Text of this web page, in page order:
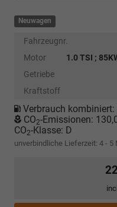
Neuwagen
Fahrzeugnr.
Motor
1.0 TSI ;
Getriebe
Kraftstoff
Verbrauch kombiniert:
CO2-Emissionen:
CO2-Klasse: D
unverbindliche Lieferzeit: 4 - 5